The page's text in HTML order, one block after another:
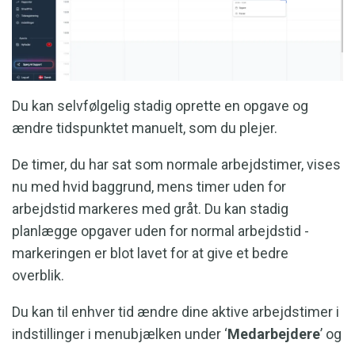
Du kan selvfølgelig stadig oprette en opgave og
ændre tidspunktet manuelt, som du plejer.
De timer, du har sat som normale arbejdstimer, vises
nu med hvid baggrund, mens timer uden for
arbejdstid markeres med gråt. Du kan stadig
planlægge opgaver uden for normal arbejdstid -
markeringen er blot lavet for at give et bedre
overblik.
Du kan til enhver tid ændre dine aktive arbejdstimer i
indstillinger i menubjælken under ‘Medarbejdere’ og